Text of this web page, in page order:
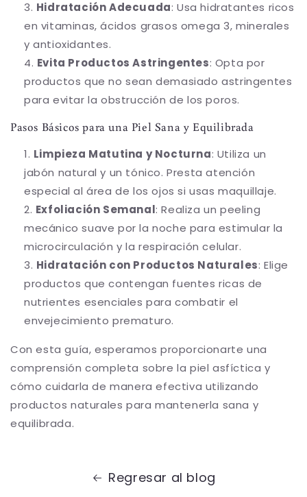
Hidratación Adecuada: Usa hidratantes ricos
en vitaminas, ácidos grasos omega 3, minerales
y antioxidantes.
Evita Productos Astringentes: Opta por
productos que no sean demasiado astringentes
para evitar la obstrucción de los poros.
Pasos Básicos para una Piel Sana y Equilibrada
Limpieza Matutina y Nocturna: Utiliza un
jabón natural y un tónico. Presta atención
especial al área de los ojos si usas maquillaje.
Exfoliación Semanal: Realiza un peeling
mecánico suave por la noche para estimular la
microcirculación y la respiración celular.
Hidratación con Productos Naturales: Elige
productos que contengan fuentes ricas de
nutrientes esenciales para combatir el
envejecimiento prematuro.
Con esta guía, esperamos proporcionarte una
comprensión completa sobre la piel asfíctica y
cómo cuidarla de manera efectiva utilizando
productos naturales para mantenerla sana y
equilibrada.
Regresar al blog